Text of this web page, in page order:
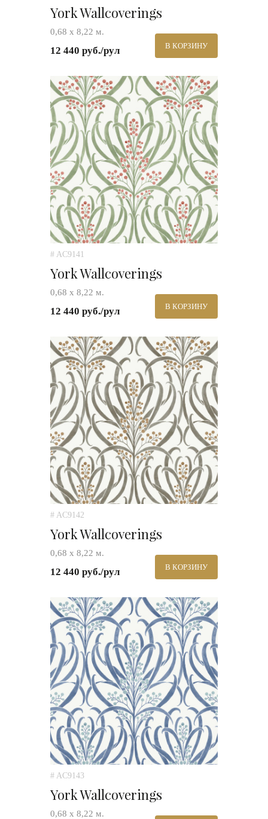
York Wallcoverings
0,68 х 8,22 м.
12 440 руб./рул В КОРЗИНУ
# AC9141
York Wallcoverings
0,68 х 8,22 м.
12 440 руб./рул В КОРЗИНУ
# AC9142
York Wallcoverings
0,68 х 8,22 м.
12 440 руб./рул В КОРЗИНУ
# AC9143
York Wallcoverings
0,68 х 8,22 м.